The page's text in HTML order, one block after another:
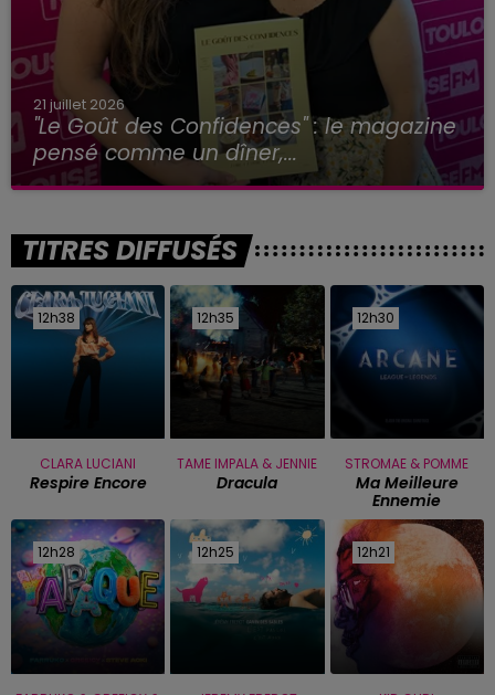
21 juillet 2026
"Le Goût des Confidences" : le magazine
pensé comme un dîner,...
TITRES DIFFUSÉS
12h38
12h38
CLARA LUCIANI
Respire Encore
12h35
12h35
TAME IMPALA & JENNIE
Dracula
12h30
12h30
STROMAE & POMME
Ma Meilleure
Ennemie
12h28
12h28 12h25
12h25 12h21
12h21